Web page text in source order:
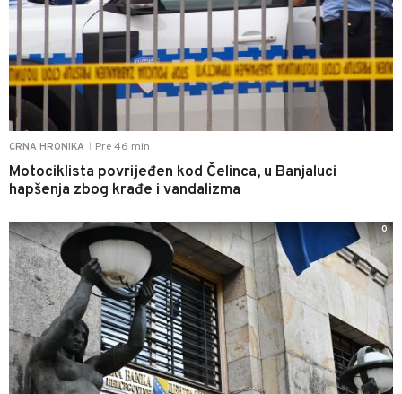
CRNA HRONIKA Pre 46 min
Motociklista povrijeđen kod Čelinca, u Banjaluci
hapšenja zbog krađe i vandalizma
0